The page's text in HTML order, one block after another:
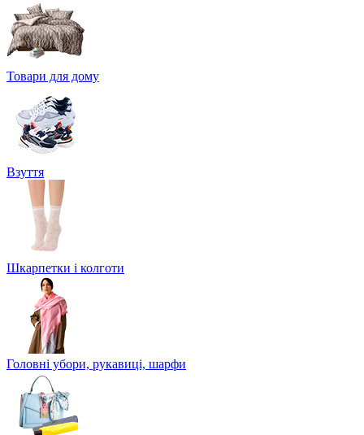
Товари для дому
Взуття
Шкарпетки і колготи
Головні убори, рукавиці, шарфи